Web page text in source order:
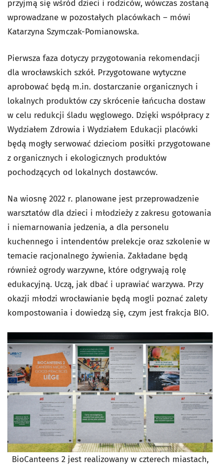
przyjmą się wśród dzieci i rodziców, wówczas zostaną
wprowadzane w pozostałych placówkach – mówi
Katarzyna Szymczak-Pomianowska.
Pierwsza faza dotyczy przygotowania rekomendacji
dla wrocławskich szkół. Przygotowane wytyczne
aprobować będą m.in. dostarczanie organicznych i
lokalnych produktów czy skrócenie łańcucha dostaw
w celu redukcji śladu węglowego. Dzięki współpracy z
Wydziałem Zdrowia i Wydziałem Edukacji placówki
będą mogły serwować dzieciom posiłki przygotowane
z organicznych i ekologicznych produktów
pochodzących od lokalnych dostawców.
Na wiosnę 2022 r. planowane jest przeprowadzenie
warsztatów dla dzieci i młodzieży z zakresu gotowania
i niemarnowania jedzenia, a dla personelu
kuchennego i intendentów prelekcje oraz szkolenie w
temacie racjonalnego żywienia. Zakładane będą
również ogrody warzywne, które odgrywają rolę
edukacyjną. Uczą, jak dbać i uprawiać warzywa. Przy
okazji młodzi wrocławianie będą mogli poznać zalety
kompostowania i dowiedzą się, czym jest frakcja BIO.
BioCanteens 2 jest realizowany w czterech miastach,